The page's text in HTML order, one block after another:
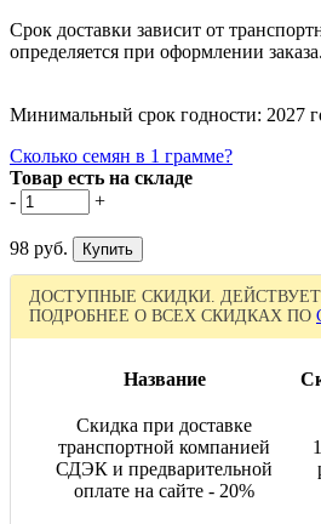
Срок доставки зависит от
определяется при оформлении заказа.
Минимальный срок годности: 2027
Сколько семян в 1 грамме?
Товар есть на складе
-
+
98 руб.
ДОСТУПНЫЕ СКИДКИ.
ПОДРОБНЕЕ О ВСЕХ СКИДКАХ ПО
Название
Скидка при доставке
транспортной компанией
СДЭК и предварительной
оплате на сайте - 20%